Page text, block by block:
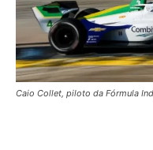
Caio Collet, piloto da Fórmula